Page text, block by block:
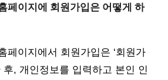
페이지에 회원가입은 어떻게 하
페이지에서 회원가입은 ‘회원가
후, 개인정보를 입력하고 본인 인